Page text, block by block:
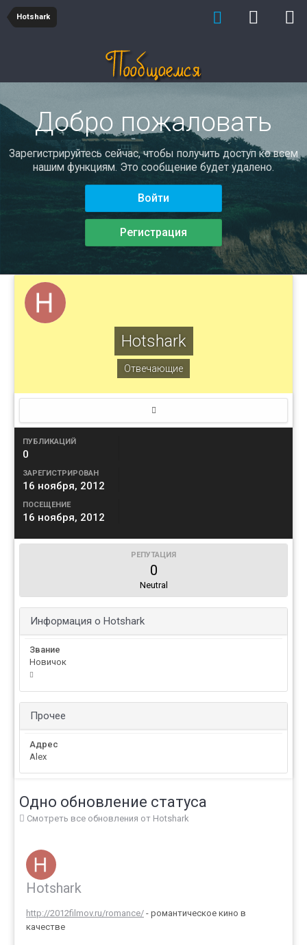
Hotshark
Добро пожаловать
Зарегистрируйтесь сейчас, чтобы получить доступ ко всем
нашим функциям. Это сообщение будет удалено.
Войти
Регистрация
Hotshark
Отвечающие
ПУБЛИКАЦИЙ
0
ЗАРЕГИСТРИРОВАН
16 ноября, 2012
ПОСЕЩЕНИЕ
16 ноября, 2012
РЕПУТАЦИЯ
0
Neutral
Информация о Hotshark
Звание
Новичок
Прочее
Адрес
Alex
Одно обновление статуса
Смотреть все обновления от Hotshark
Hotshark
http://2012filmov.ru/romance/ - романтическое кино в
качестве